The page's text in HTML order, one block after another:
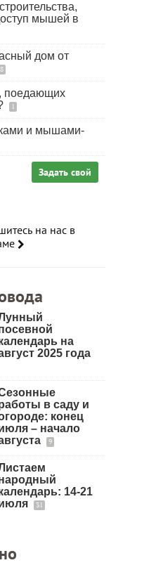
мышей в
дом от
8
поедающих
1
и мышами-
Задать свой
на нас в
на
2025 года
в саду и
конец
– начало
9
14-21
31